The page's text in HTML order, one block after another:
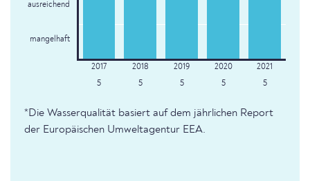
ausreichend
mangelhaft
5 5 5 5 5
*Die Wasserqualität basiert auf dem jährlichen Report
der Europäischen Umweltagentur EEA.